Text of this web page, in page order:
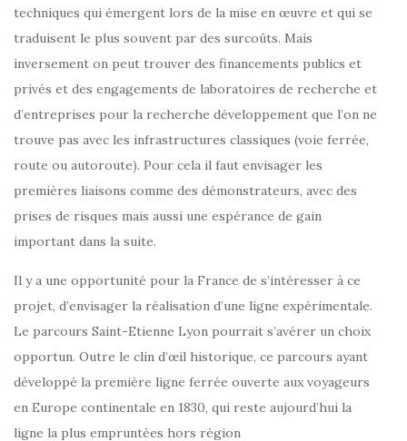
techniques qui émergent lors de la mise en œuvre et qui se
traduisent le plus souvent par des surcoûts. Mais
inversement on peut trouver des financements publics et
privés et des engagements de laboratoires de recherche et
d’entreprises pour la recherche développement que l’on ne
trouve pas avec les infrastructures classiques (voie ferrée,
route ou autoroute). Pour cela il faut envisager les
premières liaisons comme des démonstrateurs, avec des
prises de risques mais aussi une espérance de gain
important dans la suite.
Il y a une opportunité pour la France de s’intéresser à ce
projet, d’envisager la réalisation d’une ligne expérimentale.
Le parcours Saint-Etienne Lyon pourrait s’avérer un choix
opportun. Outre le clin d’œil historique, ce parcours ayant
développé la première ligne ferrée ouverte aux voyageurs
en Europe continentale en 1830, qui reste aujourd’hui la
ligne la plus empruntées hors région